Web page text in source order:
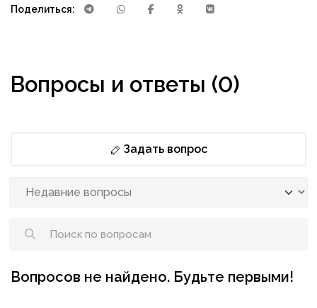
Поделиться:
Вопросы и ответы (0)
Задать вопрос
Вопросов не найдено. Будьте первыми!